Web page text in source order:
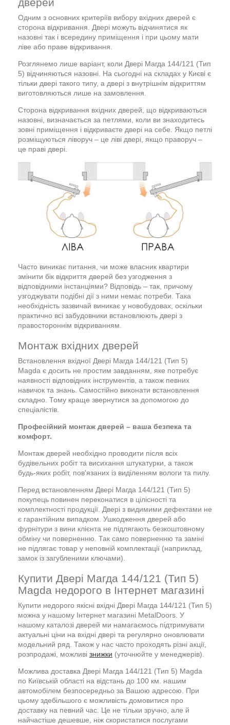
дверей
Одним з основних критеріїв вибору вхідних дверей є
сторона відкривання. Двері можуть відчинятися як
назовні так і всередину приміщення і при цьому мати
ліве або праве відкривання.
Розглянемо лише варіант, коли Двері Магда 144/121 (Тип
5) відчиняються назовні. На сьогодні на складах у Києві є
тільки двері такого типу, а двері з внутрішнім відкриттям
виготовляються лише на замовлення.
Сторона відкривання вхідних дверей, що відкриваються
назовні, визначається за петлями, коли ви знаходитесь
зовні приміщення і відкриваєте двері на себе. Якщо петлі
розміщуються ліворуч – це ліві двері, якщо праворуч –
це праві двері.
Часто виникає питання, чи може власник квартири
змінити бік відкриття дверей без узгодження з
відповідними інстанціями? Відповідь – так, причому
узгоджувати подібні дії з ними немає потреби. Така
необхідність зазвичай виникає у новобудовах, оскільки
практично всі забудовники встановлюють двері з
правостороннім відкриванням.
Монтаж вхідних дверей
Встановлення вхідної Двері Магда 144/121 (Тип 5)
Magda є досить не простим завданням, яке потребує
наявності відповідних інструментів, а також певних
навичок та знань. Самостійно виконати встановлення
складно. Тому краще звернутися за допомогою до
спеціалістів.
Професійний монтаж дверей – ваша безпека та
комфорт.
Монтаж дверей необхідно проводити після всіх
будівельних робіт та висихання штукатурки, а також
будь-яких робіт, пов'язаних із виділенням вологи та пилу.
Перед встановленням Двері Магда 144/121 (Тип 5)
покупець повинен переконатися в цілісності та
комплектності продукції. Двері з видимими дефектами не
є гарантійним випадком. Ушкодження дверей або
фурнітури з вини клієнта не підлягають безкоштовному
обміну чи поверненню. Так само поверненню та заміні
не підлягає товар у неповній комплектації (наприклад,
замок із загубленими ключами).
Купити Двері Магда 144/121 (Тип 5)
Magda недорого в Інтернет магазині
Купити недорого якісні вхідні Двері Магда 144/121 (Тип 5)
можна у нашому Інтернет магазині MetalDoors. У
нашому каталозі дверей ми намагаємось підтримувати
актуальні ціни на вхідні двері та регулярно оновлювати
модельний ряд. Також у нас часто проходять різні акції,
розпродажі, можливі знижки (уточнюйте у менеджерів).
Можлива доставка Двері Магда 144/121 (Тип 5) Magda
по Київській області на відстань до 100 км. нашим
автомобілем безпосередньо за Вашою адресою. При
цьому здебільшого є можливість домовитися про
доставку на певний час. Це не тільки зручно, але й
найчастіше дешевше, ніж скористатися послугами